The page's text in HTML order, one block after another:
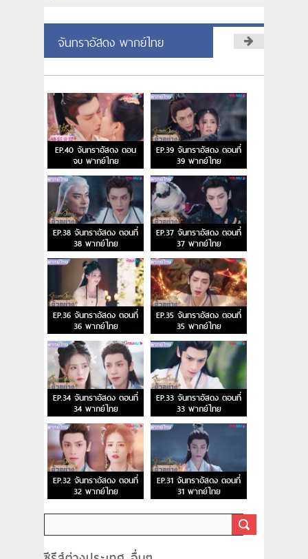
จันทราอัสดง พากย์ไทย
EP.40 จันทราอัสดง ตอน
จบ พากย์ไทย
EP.39 จันทราอัสดง ตอนที่
39 พากย์ไทย
EP.38 จันทราอัสดง ตอนที่
38 พากย์ไทย
EP.37 จันทราอัสดง ตอนที่
37 พากย์ไทย
EP.36 จันทราอัสดง ตอนที่
36 พากย์ไทย
EP.35 จันทราอัสดง ตอนที่
35 พากย์ไทย
EP.34 จันทราอัสดง ตอนที่
34 พากย์ไทย
EP.33 จันทราอัสดง ตอนที่
33 พากย์ไทย
EP.32 จันทราอัสดง ตอนที่
32 พากย์ไทย
EP.31 จันทราอัสดง ตอนที่
31 พากย์ไทย